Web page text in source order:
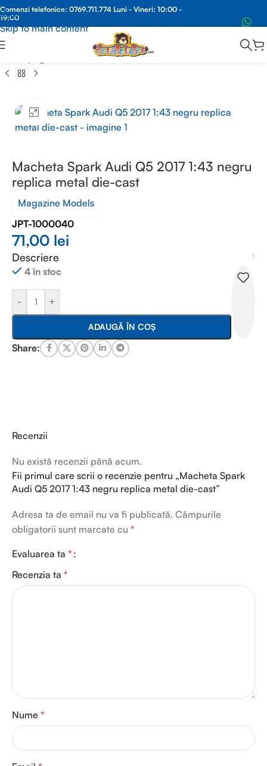
Skip to navigation
Skip to main content
Comenzi telefonice: 0769.711.774 Luni - Vineri: 10:00 -
19:00
Whatsapp
MACHETE METAL/MACHETE AUTO 1:43
Faceți clic pentru a mări
Macheta Spark Audi Q5 2017 1:43 negru
replica metal die-cast
Magazine Models
JPT-1000040
71,00 lei
Descriere
4 în stoc
- +
ADAUGĂ ÎN COȘ
Share:
Recenzii
Nu există recenzii până acum.
Fii primul care scrii o recenzie pentru „Macheta Spark
Audi Q5 2017 1:43 negru replica metal die-cast”
Adresa ta de email nu va fi publicată. Câmpurile
obligatorii sunt marcate cu *
Evaluarea ta *
Recenzia ta *
Nume *